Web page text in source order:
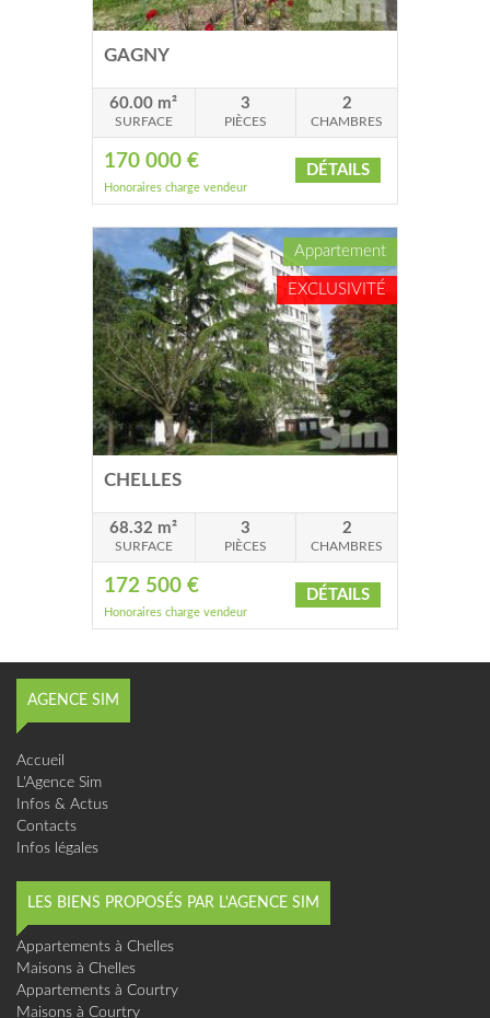
GAGNY
60.00 m²
SURFACE
3
PIÈCES
2
CHAMBRES
170 000 €
Honoraires charge vendeur
DÉTAILS
Appartement
EXCLUSIVITÉ
CHELLES
68.32 m²
SURFACE
3
PIÈCES
2
CHAMBRES
172 500 €
Honoraires charge vendeur
DÉTAILS
AGENCE SIM
Accueil
L'Agence Sim
Infos & Actus
Contacts
Infos légales
LES BIENS PROPOSÉS PAR L'AGENCE SIM
Appartements à Chelles
Maisons à Chelles
Appartements à Courtry
Maisons à Courtry